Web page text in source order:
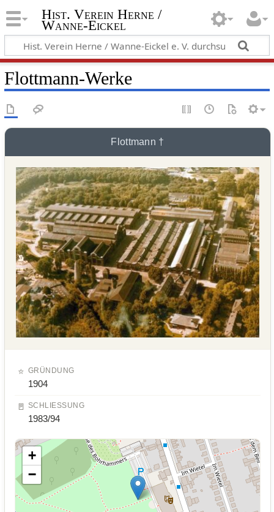
Hist. Verein Herne /
Wanne-Eickel
Flottmann-Werke
Flottmann †
⭐ GRÜNDUNG
1904
🚪 SCHLIESSUNG
1983/94
+
−